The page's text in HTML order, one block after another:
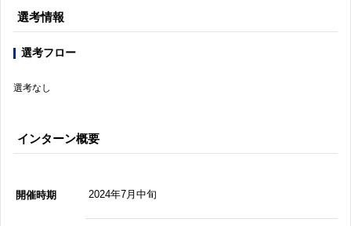
選考情報
選考フロー
選考なし
インターン概要
開催時期 2024年7月中旬